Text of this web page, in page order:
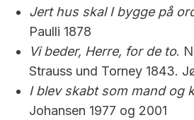
Jert hus skal I bygge på
Paulli 1878
Vi beder, Herre, for de to.
Strauss und Torney 1843.
I blev skabt som mand og
Johansen 1977 og 2001